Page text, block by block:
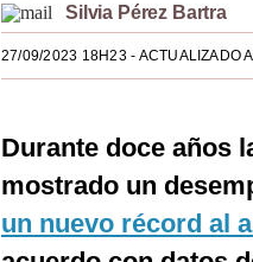
Silvia Pérez Bartra
27/09/2023 18H23- ACTUALIZADO
Durante doce años
mostrado un
un nuevo récord al